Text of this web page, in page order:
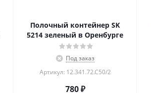
Полочный контейнер SK
5214 зеленый в Оренбурге
Под заказ
Артикул: 12.341.72.С50/2
780₽